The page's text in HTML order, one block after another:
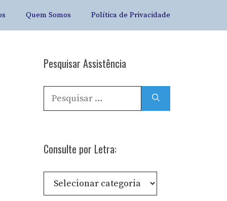
Quem Somos Política de Privacidade
Pesquisar Assistência
Pesquisar
por:
Consulte por Letra:
Consulte